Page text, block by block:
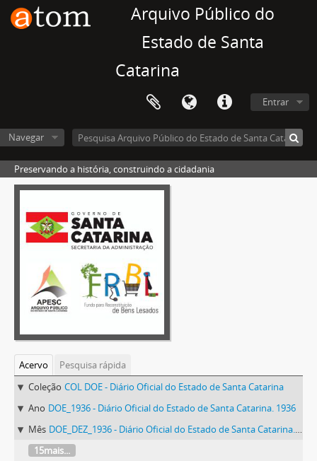
Arquivo Público do
Estado de Santa
Catarina
Entrar
Navegar
Preservando a história, construindo a cidadania
Acervo
Pesquisa rápida
Coleção COL DOE - Diário Oficial do Estado de Santa Catarina
Ano DOE_1936 - Diário Oficial do Estado de Santa Catarina. 1936
Mês DOE_DEZ_1936 - Diário Oficial do Estado de Santa Catarina. Dezembro de 1936
15mais...